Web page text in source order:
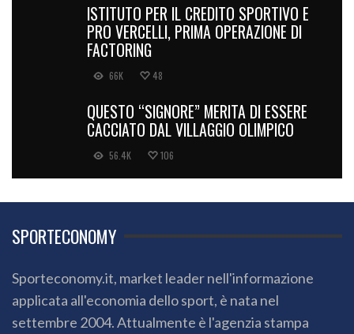
ISTITUTO PER IL CREDITO SPORTIVO E
PRO VERCELLI, PRIMA OPERAZIONE DI
FACTORING
66K 48
QUESTO “SIGNORE” MERITA DI ESSERE
CACCIATO DAL VILLAGGIO OLIMPICO
56.4K 106
SPORTECONOMY
Sporteconomy.it, market leader nell'informazione
applicata all'economia dello sport, è nata nel
settembre 2004. Attualmente è l'agenzia stampa